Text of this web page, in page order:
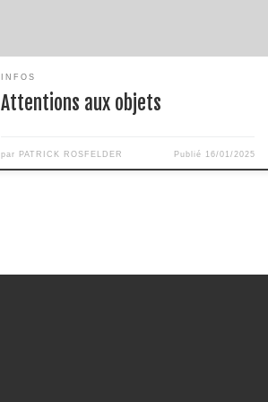
INFOS
Attentions aux objets
par PATRICK ROSFELDER Publié 16/01/2025